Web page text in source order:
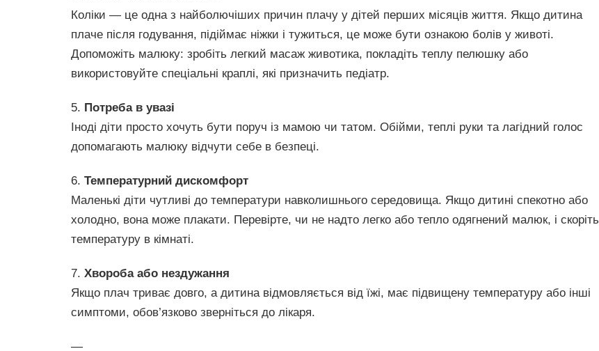
Коліки — це одна з найболючіших причин плачу у дітей перших місяців життя. Якщо дитина
плаче після годування, підіймає ніжки і тужиться, це може бути ознакою болів у животі.
Допоможіть малюку: зробіть легкий масаж животика, покладіть теплу пелюшку або
використовуйте спеціальні краплі, які призначить педіатр.
5. Потреба в увазі
Іноді діти просто хочуть бути поруч із мамою чи татом. Обійми, теплі руки та лагідний голос
допомагають малюку відчути себе в безпеці.
6. Температурний дискомфорт
Маленькі діти чутливі до температури навколишнього середовища. Якщо дитині спекотно або
холодно, вона може плакати. Перевірте, чи не надто легко або тепло одягнений малюк, і скоріть
температуру в кімнаті.
7. Хвороба або нездужання
Якщо плач триває довго, а дитина відмовляється від їжі, має підвищену температуру або інші
симптоми, обов’язково зверніться до лікаря.
—